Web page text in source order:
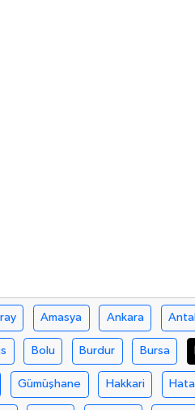
Amasya Ankara
Bolu Burdur Bursa
Gümüşhane Hakkari